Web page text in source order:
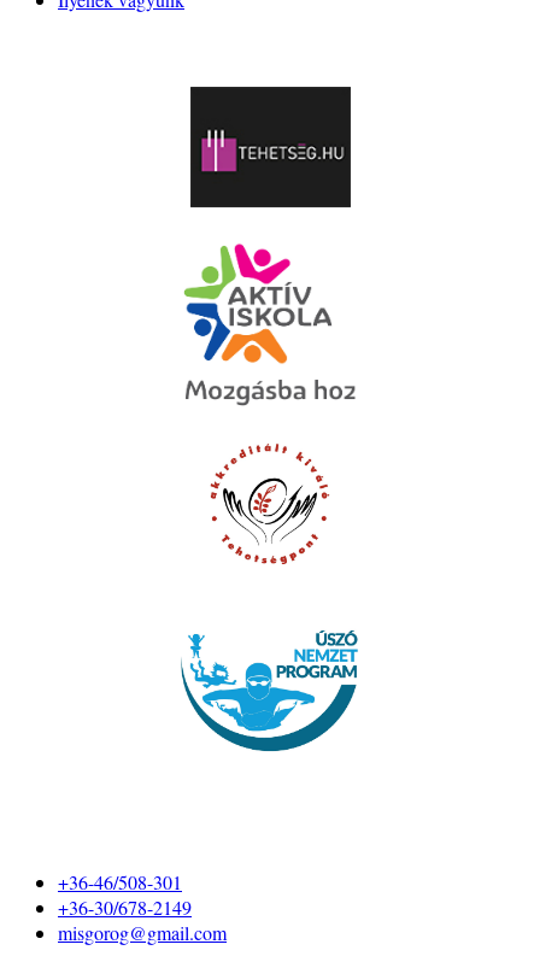
+36-46/508-301
+36-30/678-2149
misgorog@gmail.com